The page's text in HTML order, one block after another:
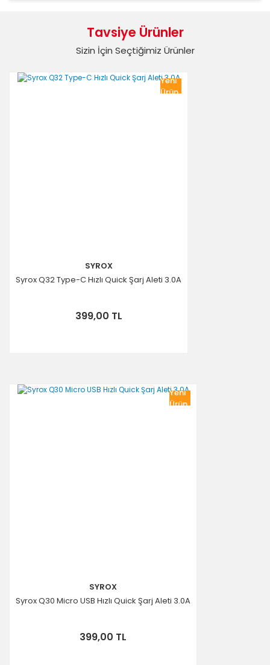
Yorum Yaz
formunu kullanarak tarafımıza iletebilirsiniz.
Görüş ve önerileriniz için teşekkür ederiz.
Ürün açıklamasında eksik bilgiler bulunuyor.
Tavsiye Ürünler
Sizin İçin Seçtiğimiz Ürünler
Yeni
Ürün
SYROX
Syrox Q32 Type-C Hızlı Quick Şarj Aleti 3.0A
399,00 TL
Yeni
Ürün
SYROX
Syrox Q30 Micro USB Hızlı Quick Şarj Aleti 3.0A
399,00 TL